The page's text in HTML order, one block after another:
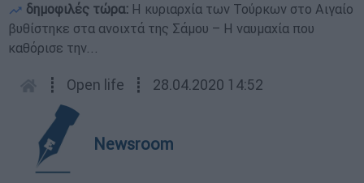
δημοφιλές τώρα: Η κυριαρχία των Τούρκων στο Αιγαίο
βυθίστηκε στα ανοιχτά της Σάμου – Η ναυμαχία που
καθόρισε την...
┋ Open life ┋ 28.04.2020 14:52
Newsroom